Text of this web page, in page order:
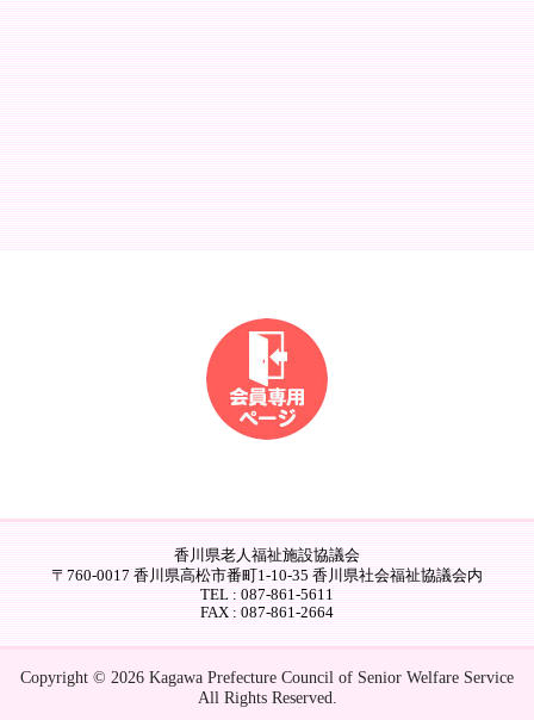
香川県老人福祉施設協議会
〒760-0017 香川県高松市番町1-10-35 香川県社会福祉協議会内
TEL : 087-861-5611
FAX : 087-861-2664
Copyright © 2026 Kagawa Prefecture Council of Senior Welfare Service
All Rights Reserved.